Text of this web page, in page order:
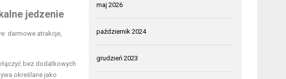
jedzenie
darmowe atrakcje,
bez dodatkowych
określane jako
maj 2026
październik 2024
grudzień 2023